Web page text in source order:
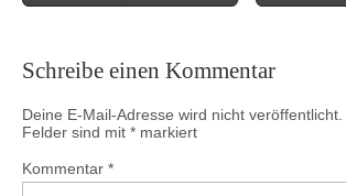
Schreibe einen Kommentar
Deine E-Mail-Adresse wird nicht veröffentlicht.
Felder sind mit * markiert
Kommentar *